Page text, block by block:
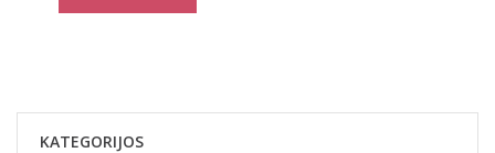
KATEGORIJOS